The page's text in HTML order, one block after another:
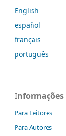
English
español
français
português
Informações
Para Leitores
Para Autores